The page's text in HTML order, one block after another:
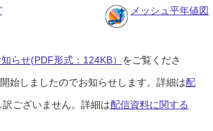
メッシュ平年値図
らせ(PDF形式：124KB） をご覧くださ
始しましたのでお知らせします。詳細は配
ございません。詳細は配信資料に関する